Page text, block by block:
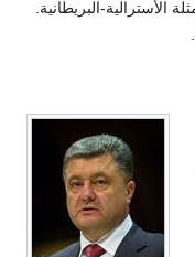
الأسترالية-البريطانية.